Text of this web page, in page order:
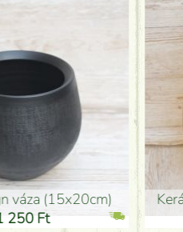
Kerámia váza 35*21cm
21 000 Ft